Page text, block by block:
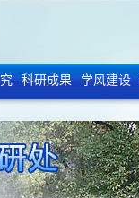
科研成果 学风建设